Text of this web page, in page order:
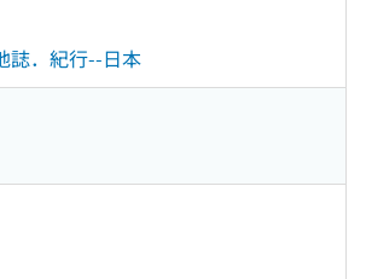
誌．紀行--日本